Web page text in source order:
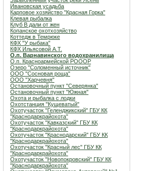
Ивановская усадьба
Карповое хозяйство "Красная Горка"
Клевая рыбалка
Клуб В дали от жен
Копанское охотхозяйство
Коттедж в Темрюке
КФХ "У рыбака"
КФХ Ильясовой А.Т.
О.п. Варнавинского водохранилища
О.п. Красноармейской РОООР
Озеро "Соломенный источник"
ООО "Сосновая роща"
ООО "Харчевня"
Остановочный пункт "Северянка"
Остановочный пункт "Южная"
Охота и рыбалка с лодки
Охотстанция "Кущеватый"
Охотучасток "Геленджикский" ГБУ КК
"Краснодаркрайохота"
Охотучасток "Кавказский" ГБУ КК
"Краснодаркрайохота"
Охотучасток "Краснодарский" ГБУ КК
"Краснодаркрайохота"
Охотучасток "Красный лес" ГБУ КК
"Краснодаркрайохота"
Охотучасток "Новопокровский" ГБУ КК
"Краснодаркрайохота"